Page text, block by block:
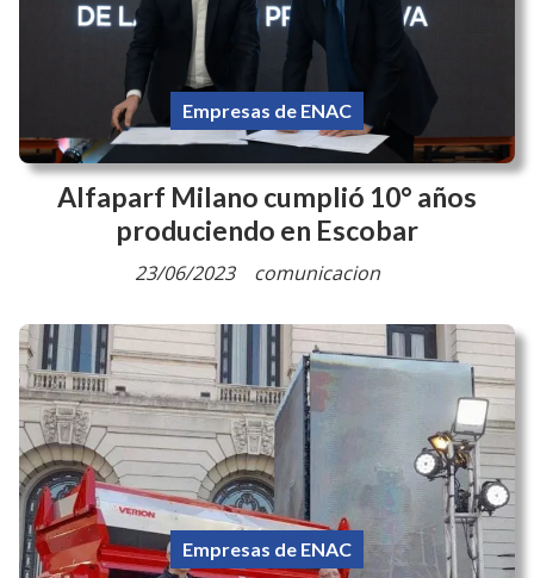
LinkSolution SRL empresa socia de
ENAC, ganó un reconocimiento como
uno de los "Great Places to Work"
colaborador
30/08/2023
Alfaparf Milano cumplió 10° años
produciendo en Escobar
Empresas de ENAC